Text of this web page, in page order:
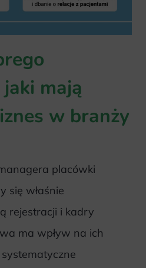
mają
w branży
placówki
się właśnie
rejestracji i kadry
ma wpływ na ich